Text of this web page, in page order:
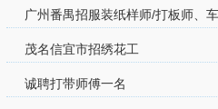
广州番禺招服装纸样师/打板师、
茂名信宜市招绣花工
诚聘打带师傅一名